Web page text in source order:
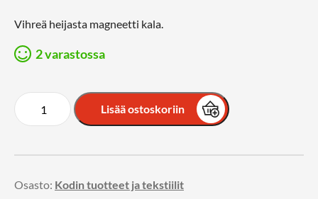
Vihreä heijasta magneetti kala.
2 varastossa
Lisää ostoskoriin
Osasto: Kodin tuotteet ja tekstiilit